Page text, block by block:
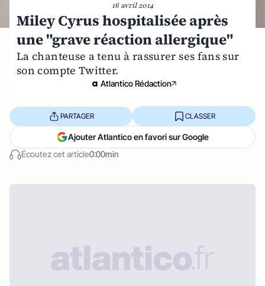
16 avril 2014
Miley Cyrus hospitalisée après
une "grave réaction allergique"
La chanteuse a tenu à rassurer ses fans sur
son compte Twitter.
Atlantico Rédaction
Écoutez cet article0:00min
PARTAGER CLASSER
Ajouter Atlantico en favori sur Google